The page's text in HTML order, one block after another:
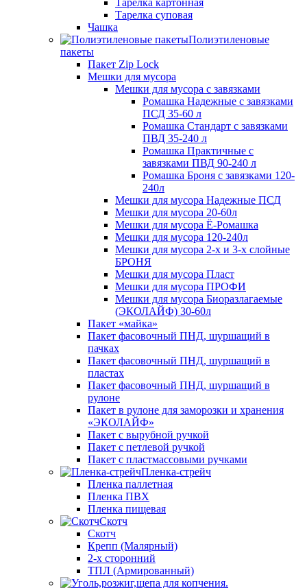
Тарелка суповая
Чашка
Полиэтиленовые
пакеты
Пакет Zip Lock
Мешки для мусора
Мешки для мусора с завязками
Ромашка Надежные с завязками
ПСД 35-60 л
Ромашка Стандарт с завязками
ПВД 35-240 л
Ромашка Практичные с
завязками ПВД 90-240 л
Ромашка Броня с завязками 120-
240л
Мешки для мусора Надежные ПСД
Мешки для мусора 20-60л
Мешки для мусора Ё-Ромашка
Мешки для мусора 120-240л
Мешки для мусора 2-х и 3-х слойные
БРОНЯ
Мешки для мусора Пласт
Мешки для мусора ПРОФИ
Мешки для мусора Биоразлагаемые
(ЭКОЛАЙФ) 30-60л
Пакет «майка»
Пакет фасовочный ПНД, шуршащий в
пачках
Пакет фасовочный ПНД, шуршащий в
пластах
Пакет фасовочный ПНД, шуршащий в
рулоне
Пакет в рулоне для заморозки и хранения
«ЭКОЛАЙФ»
Пакет с вырубной ручкой
Пакет с петлевой ручкой
Пакет с пластмассовыми ручками
Пленка-стрейч
Пленка паллетная
Пленка ПВХ
Пленка пищевая
Скотч
Скотч
Крепп (Малярный)
2-х сторонний
ТПЛ (Армированный)